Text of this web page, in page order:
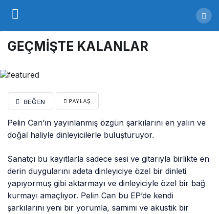
GEÇMİŞTE KALANLAR
BEĞEN PAYLAŞ
Pelin Can’ın yayınlanmış özgün şarkılarını en yalın ve
doğal haliyle dinleyicilerle buluşturuyor.
Sanatçı bu kayıtlarla sadece sesi ve gitarıyla birlikte en
derin duygularını adeta dinleyiciye özel bir dinleti
yapıyormuş gibi aktarmayı ve dinleyiciyle özel bir bağ
kurmayı amaçlıyor. Pelin Can bu EP’de kendi
şarkılarını yeni bir yorumla, samimi ve akustik bir